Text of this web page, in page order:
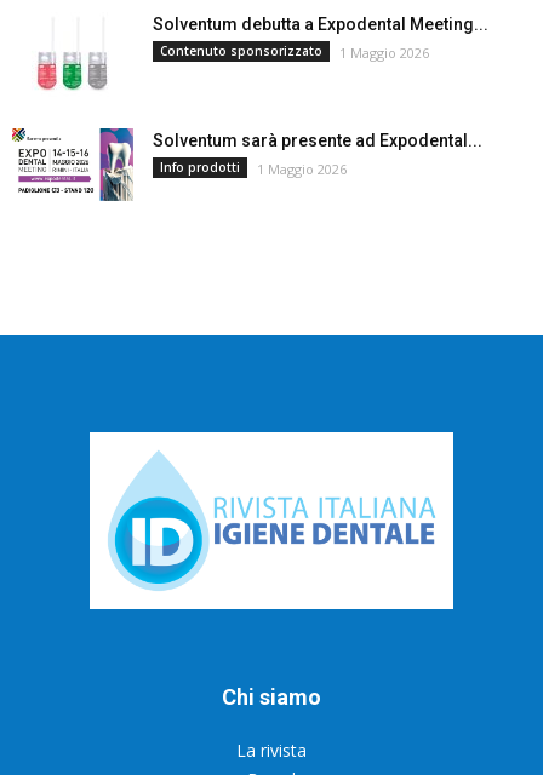
Solventum debutta a Expodental Meeting...
Contenuto sponsorizzato 1 Maggio 2026
Solventum sarà presente ad Expodental...
Info prodotti 1 Maggio 2026
Chi siamo
La rivista